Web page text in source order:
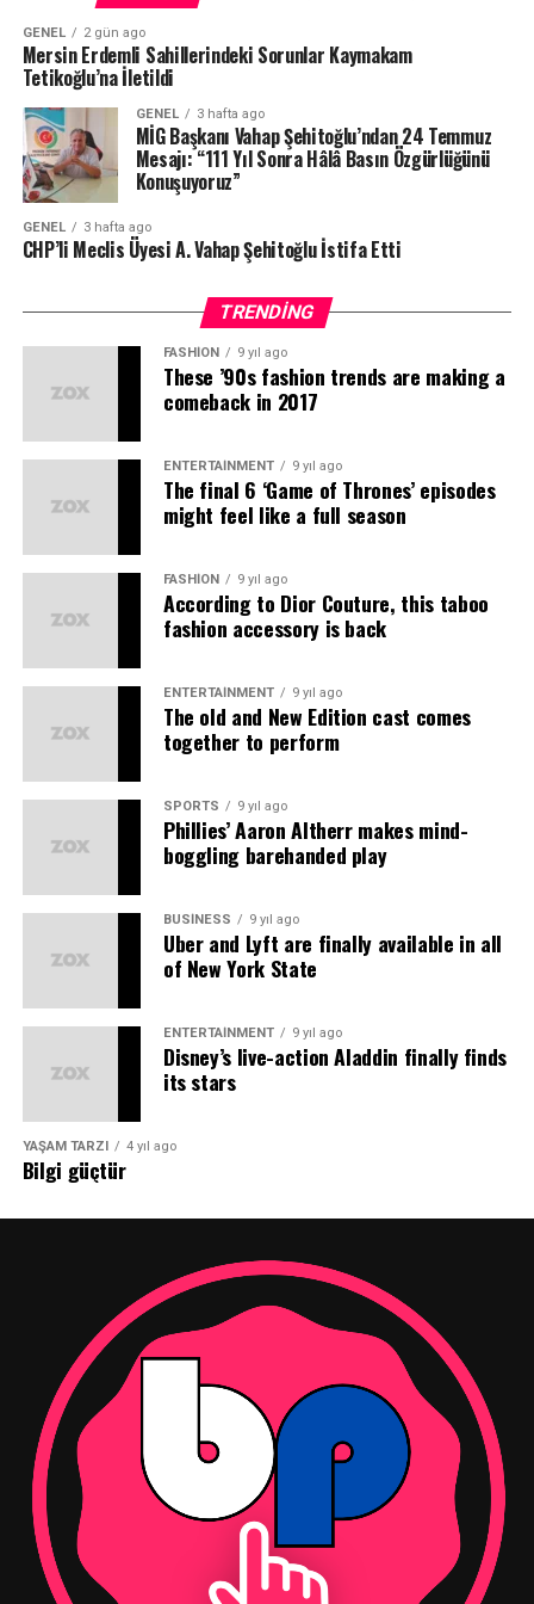
gösterdiği ilgi, misafirperverliği ve çözüm odaklı
yaklaşımı nedeniyle teşekkür edildi.
Açıklamada, kamu kurumları ile sivil toplum kuruluşları
arasındaki güçlü iletişimin Erdemli’nin gelişimine katkı
sağlayacağı vurgulandı.
“Basın Özgürlüğü Demokrasinin
Güvencesidir”
Şehitoğlu, basın özgürlüğünün herhangi bir kesime ait
bir ayrıcalık değil, demokratik hukuk devletinin temel
güvencelerinden biri olduğuna dikkat çekti.
Farklı görüşlerin özgürce ifade edilebildiği, gazetecilerin
olarak görülmediği bir Türkiye’nin herkesin ortak hedefi
olması gerektiğini belirten Şehitoğlu, basın
özgürlüğünün güçlendirilmesi yönünde somut adımlar
atılması çağrısında bulundu.
“Temennimiz Özgürce Görev Yapabilen
Gazeteciler”
anlamının yalnızca geçmişte kaldırılan sansürü anmak
olmadığını ifade eden Şehitoğlu, günümüzde basın
özgürlüğünü güçlendirecek uygulamaların hayata
“Temennimiz; hiçbir gazetecinin haberinden dolayı
yargılanmadığı, baskıya uğramadığı ve özgürce görev
yapabildiği bir Türkiye’dir.” ifadeleriyle mesajını
uzun bir süre ayrı kalmak olacaktır.”
Şehitoğlu, açıklamasında siyasi mücadelesini
sürdüreceğini de belirterek, CHP Genel Başkanı Özgür
Özel ve yol arkadaşlarının kuracağını ifade ettiği yeni
siyasi oluşumda yer alacağını açıkladı.
GENEL 2 gün ago
Mersin Erdemli Sahillerindeki Sorunlar Kaymakam
Tetikoğlu’na İletildi
GENEL 3 hafta ago
MİG Başkanı Vahap Şehitoğlu’ndan 24 Temmuz
Mesajı: “111 Yıl Sonra Hâlâ Basın Özgürlüğünü
Konuşuyoruz”
GENEL 3 hafta ago
CHP’li Meclis Üyesi A. Vahap Şehitoğlu İstifa Etti
TRENDING
FASHION 9 yıl ago
These ’90s fashion trends are making a
comeback in 2017
ENTERTAINMENT 9 yıl ago
The final 6 ‘Game of Thrones’ episodes
might feel like a full season
FASHION 9 yıl ago
According to Dior Couture, this taboo
fashion accessory is back
ENTERTAINMENT 9 yıl ago
The old and New Edition cast comes
together to perform
SPORTS 9 yıl ago
Phillies’ Aaron Altherr makes mind-
boggling barehanded play
BUSINESS 9 yıl ago
Uber and Lyft are finally available in all
of New York State
ENTERTAINMENT 9 yıl ago
Disney’s live-action Aladdin finally finds
its stars
YAŞAM TARZI 4 yıl ago
Bilgi güçtür